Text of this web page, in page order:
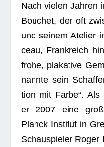
Nach vie­len Jah­ren
Bou­chet, der oft
und sei­nem Ate­lier
ceau, Frank­reich
frohe, pla­ka­tive
nannte sein
tion mit Farbe“.
er 2007 eine
Planck Insti­tut in
Schau­spie­ler Roger